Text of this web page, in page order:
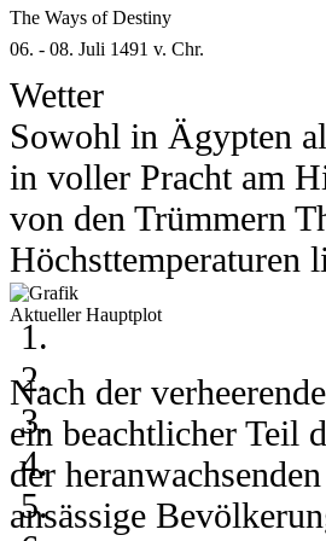
The Ways of Destiny
06. - 08. Juli 1491 v. Chr.
Wetter
Sowohl in Ägypten
in voller Pracht am
von den Trümmern
Höchsttemperaturen
Grad runter.
In Kou herrschen
Grad. Am 8. des
auf 28 Grad runter.
Aktueller Hauptplot
Nach der
ein beachtlicher Teil
der
ansässige